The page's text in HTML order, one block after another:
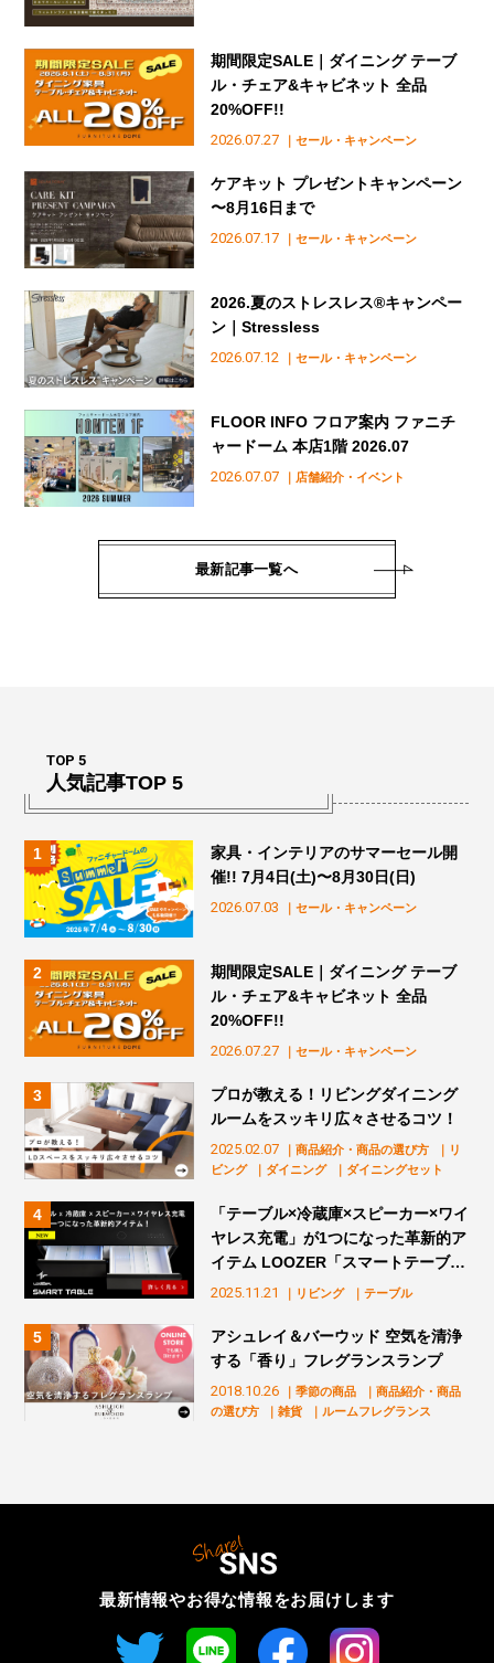
2026.07.27 ｜セール・キャンペーン
期間限定SALE｜ダイニング テーブ
ル・チェア&キャビネット 全品
20%OFF!!
2026.07.17 ｜セール・キャンペーン
ケアキット プレゼントキャンペーン
〜8月16日まで
2026.07.12 ｜セール・キャンペーン
2026.夏のストレスレス®︎キャンペー
ン｜Stressless
2026.07.07 ｜店舗紹介・イベント
FLOOR INFO フロア案内 ファニチ
ャードーム 本店1階 2026.07
最新記事一覧へ
TOP 5
人気記事TOP 5
2026.07.03 ｜セール・キャンペーン
家具・インテリアのサマーセール開
催!! 7月4日(土)〜8月30日(日)
2026.07.27 ｜セール・キャンペーン
期間限定SALE｜ダイニング テーブ
ル・チェア&キャビネット 全品
20%OFF!!
2025.02.07 ｜商品紹介・商品の選び方
｜リ
ビング
｜ダイニング ｜ダイニングセット
プロが教える！リビングダイニング
ルームをスッキリ広々させるコツ！
2025.11.21 ｜リビング ｜テーブル
「テーブル×冷蔵庫×スピーカー×ワイ
ヤレス充電」が1つになった革新的ア
イテム LOOZER「スマートテーブ
ル」販売スタート！
2018.10.26 ｜季節の商品
｜商品紹介・商品
の選び方
｜雑貨 ｜ルームフレグランス
アシュレイ＆バーウッド 空気を清浄
する「香り」フレグランスランプ
最新情報やお得な情報をお届けします